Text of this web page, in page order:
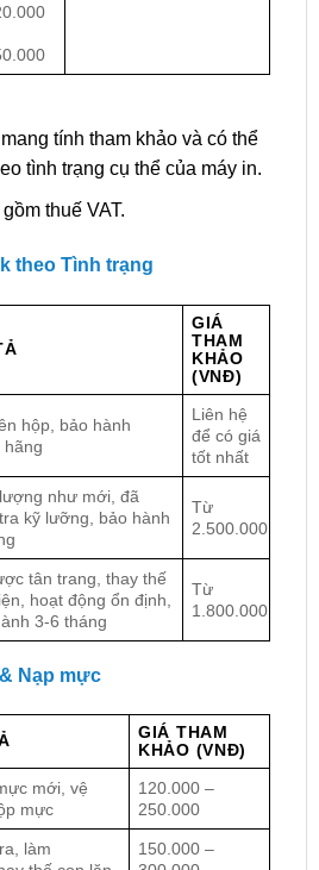
tính tham khảo và có thể
tình trạng cụ thể của máy in.
thuế VAT.
theo Tình trạng
GIÁ
THAM
KHẢO
(VNĐ)
hộp, bảo hành
hãng
Liên hệ
để có giá
tốt nhất
như mới, đã
kỹ lưỡng, bảo hành
Từ
2.500.000
tân trang, thay thế
hoạt động ổn định,
3-6 tháng
Từ
1.800.000
Nạp mực
GIÁ THAM
KHẢO (VNĐ)
mới, vệ
mực
120.000 –
250.000
làm
150.000 –